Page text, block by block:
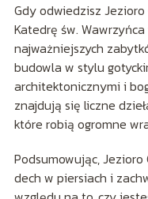
Gdy odwiedzisz
Katedrę św.
najważniejszych
budowla w stylu
architektonicznymi i
znajdują się liczne
które robią ogromne
Podsumowując,
dech w piersiach i